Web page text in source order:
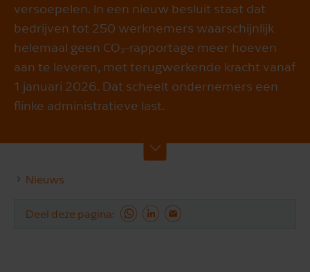
versoepelen. In een nieuw besluit staat dat
bedrijven tot 250 werknemers waarschijnlijk
helemaal geen CO₂‑rapportage meer hoeven
aan te leveren, met terugwerkende kracht vanaf
1 januari 2026. Dat scheelt ondernemers een
flinke administratieve last.
Nieuws
Deel deze pagina